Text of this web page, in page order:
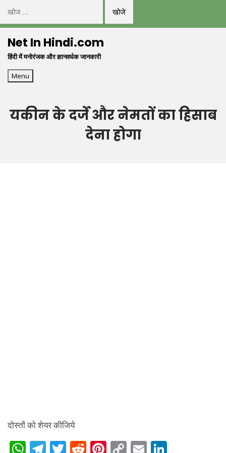
निम्न
को
खोजें:Net In Hindi.com
हिंदी में मनोरंजक और ज्ञानवर्धक जानकारी
Menu
यकीन के दर्जे और नेमतों का हिसाब
देना होगा
दोस्तों को शेयर कीजिये